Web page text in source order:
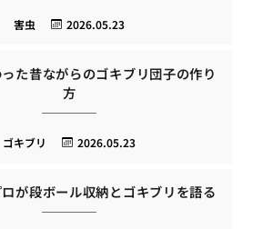
2026.05.23
害虫
た昔ながらのゴキブリ団子の作り
方
2026.05.23
ゴキブリ
が段ボール収納とゴキブリを語る